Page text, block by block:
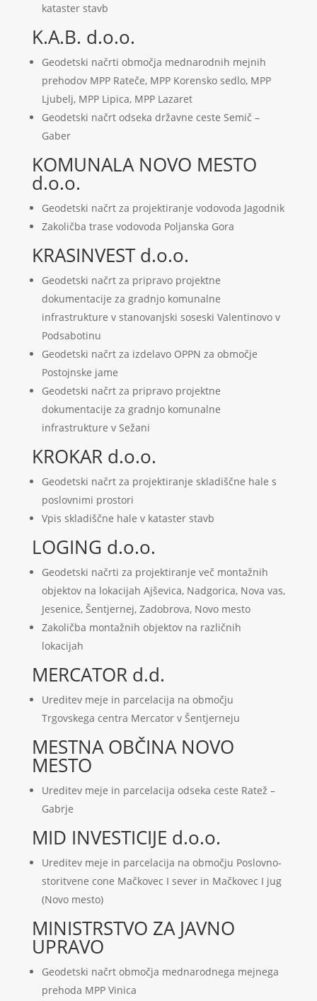
kataster stavb
K.A.B. d.o.o.
Geodetski načrti območja mednarodnih mejnih
prehodov MPP Rateče, MPP Korensko sedlo, MPP
Ljubelj, MPP Lipica, MPP Lazaret
Geodetski načrt odseka državne ceste Semič –
Gaber
KOMUNALA NOVO MESTO
d.o.o.
Geodetski načrt za projektiranje vodovoda Jagodnik
Zakoličba trase vodovoda Poljanska Gora
KRASINVEST d.o.o.
Geodetski načrt za pripravo projektne
dokumentacije za gradnjo komunalne
infrastrukture v stanovanjski soseski Valentinovo v
Podsabotinu
Geodetski načrt za izdelavo OPPN za območje
Postojnske jame
Geodetski načrt za pripravo projektne
dokumentacije za gradnjo komunalne
infrastrukture v Sežani
KROKAR d.o.o.
Geodetski načrt za projektiranje skladiščne hale s
poslovnimi prostori
Vpis skladiščne hale v kataster stavb
LOGING d.o.o.
Geodetski načrti za projektiranje več montažnih
objektov na lokacijah Ajševica, Nadgorica, Nova vas,
Jesenice, Šentjernej, Zadobrova, Novo mesto
Zakoličba montažnih objektov na različnih
lokacijah
MERCATOR d.d.
Ureditev meje in parcelacija na območju
Trgovskega centra Mercator v Šentjerneju
MESTNA OBČINA NOVO
MESTO
Ureditev meje in parcelacija odseka ceste Ratež –
Gabrje
MID INVESTICIJE d.o.o.
Ureditev meje in parcelacija na območju Poslovno-
storitvene cone Mačkovec I sever in Mačkovec I jug
(Novo mesto)
MINISTRSTVO ZA JAVNO
UPRAVO
Geodetski načrt območja mednarodnega mejnega
prehoda MPP Vinica